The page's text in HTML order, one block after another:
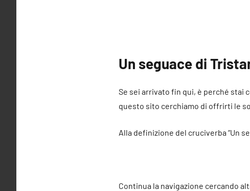
Un seguace di
Se sei arrivato fin qui, è perché stai
questo sito cerchiamo di offrirti le
Alla definizione del cruciverba “Un
Continua la navigazione cercando